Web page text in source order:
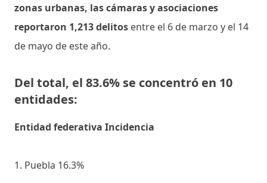
zonas urbanas, las cámaras y asociaciones
reportaron 1,213 delitos entre el 6 de marzo y el 14
de mayo de este año.
Del total, el 83.6% se concentró en 10
entidades:
Entidad federativa Incidencia
1. Puebla 16.3%